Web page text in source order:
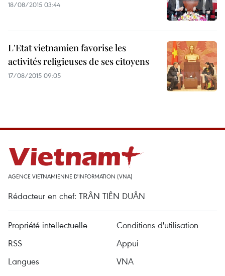
18/08/2015 03:44
L'Etat vietnamien favorise les
activités religieuses de ses citoyens
17/08/2015 09:05
AGENCE VIETNAMIENNE D'INFORMATION (VNA)
Rédacteur en chef: TRÂN TIÊN DUÂN
Propriété intellectuelle
Conditions d'utilisation
RSS
Appui
Langues
VNA